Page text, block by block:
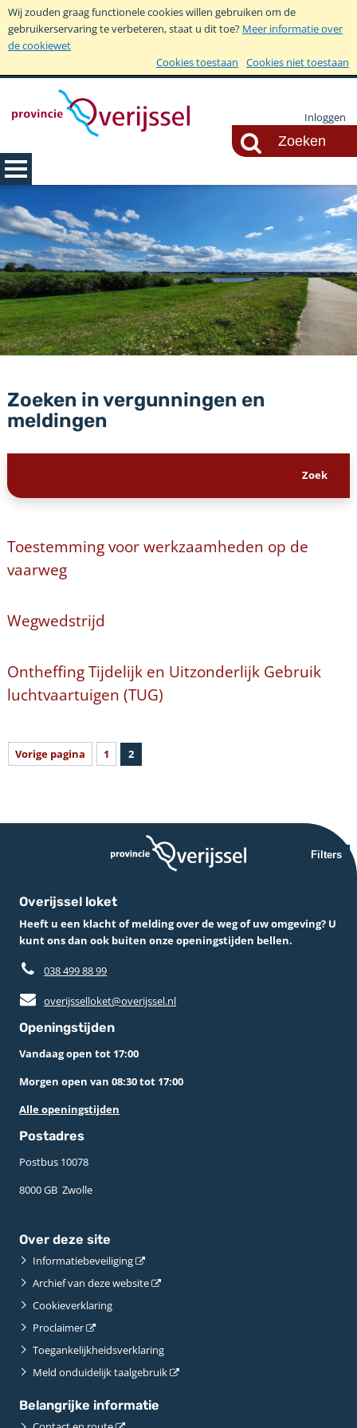
Wij zouden graag functionele cookies willen gebruiken om de
gebruikerservaring te verbeteren, staat u dit toe? Meer informatie over
de cookiewet
Cookies toestaan
Cookies niet toestaan
Inloggen
Zoeken in vergunningen en
meldingen
Toestemming voor werkzaamheden op de
vaarweg
Wegwedstrijd
Ontheffing Tijdelijk en Uitzonderlijk Gebruik
luchtvaartuigen (TUG)
Vorige pagina 1 2
Filters
Overijssel loket
Heeft u een klacht of melding over de weg of uw omgeving? U
kunt ons dan ook buiten onze openingstijden bellen.
038 499 88 99
overijsselloket@overijssel.nl
Openingstijden
Vandaag open tot 17:00
Morgen open van 08:30 tot 17:00
Alle openingstijden
Postadres
Postbus 10078 ­
8000 GB ­ Zwolle
Over deze site
Informatiebeveiliging
Archief van deze website
Cookieverklaring
Proclaimer
Toegankelijkheidsverklaring
Meld onduidelijk taalgebruik
Belangrijke informatie